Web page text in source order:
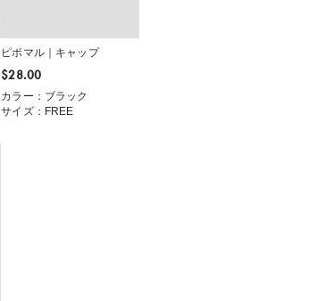
ピポマル｜キャップ
$‌28.00
カラー：ブラック
サイズ：FREE